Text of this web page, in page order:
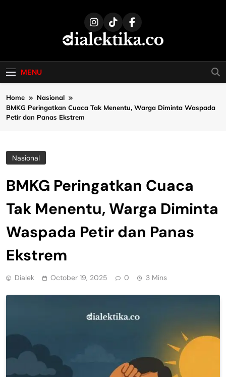
dialektika
MENU
Home
Nasional
BMKG Peringatkan Cuaca Tak Menentu, Warga Diminta Waspada
Petir dan Panas Ekstrem
Nasional
BMKG Peringatkan Cuaca
Tak Menentu, Warga Diminta
Waspada Petir dan Panas
Ekstrem
Dialek October 19, 2025 0 3 Mins